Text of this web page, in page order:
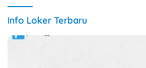
Info Loker Terbaru